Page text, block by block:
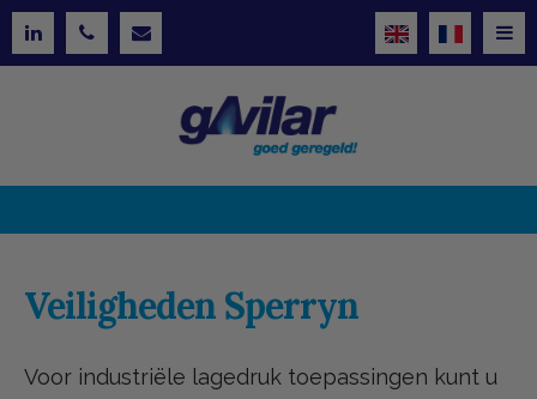
Veiligheden Sperryn
Voor industriële lagedruk toepassingen kunt u